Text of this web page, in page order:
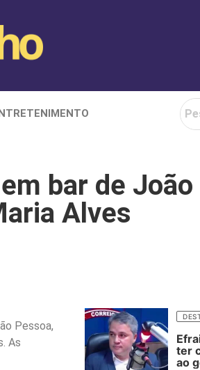
bar de João
Alves
Pessoa,
As
ter
ao